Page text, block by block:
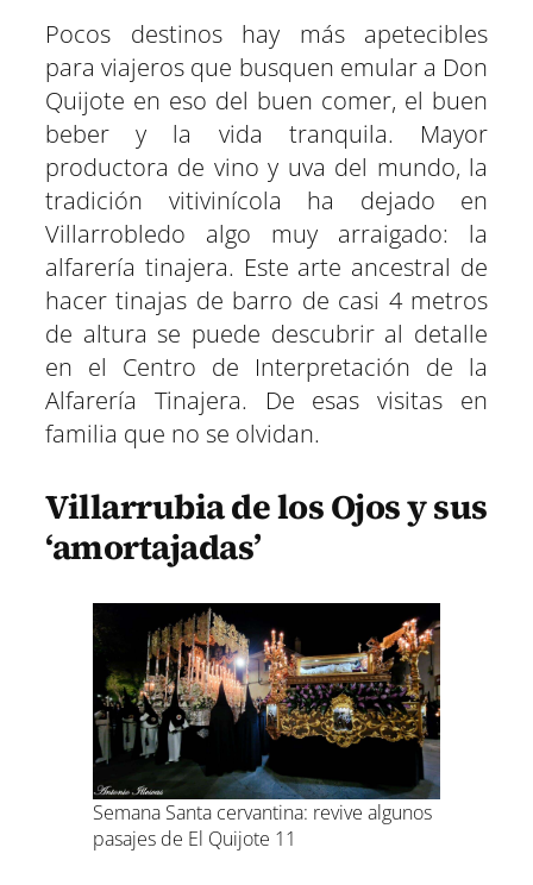
Pocos destinos hay más apetecibles
para viajeros que busquen emular a Don
Quijote en eso del buen comer, el buen
beber y la vida tranquila. Mayor
productora de vino y uva del mundo, la
tradición vitivinícola ha dejado en
Villarrobledo algo muy arraigado: la
alfarería tinajera. Este arte ancestral de
hacer tinajas de barro de casi 4 metros
de altura se puede descubrir al detalle
en el Centro de Interpretación de la
Alfarería Tinajera. De esas visitas en
familia que no se olvidan.
Villarrubia de los Ojos y sus
‘amortajadas’
Semana Santa cervantina: revive algunos
pasajes de El Quijote 11